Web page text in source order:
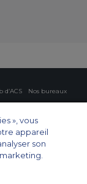
d’ACS
Nos bureaux
cargo
», vous
appareil
son